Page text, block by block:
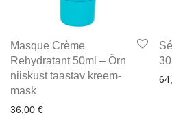
Masque Crème
Rehydratant 50ml – Õrn
niiskust taastav kreem-
mask
36,00 €